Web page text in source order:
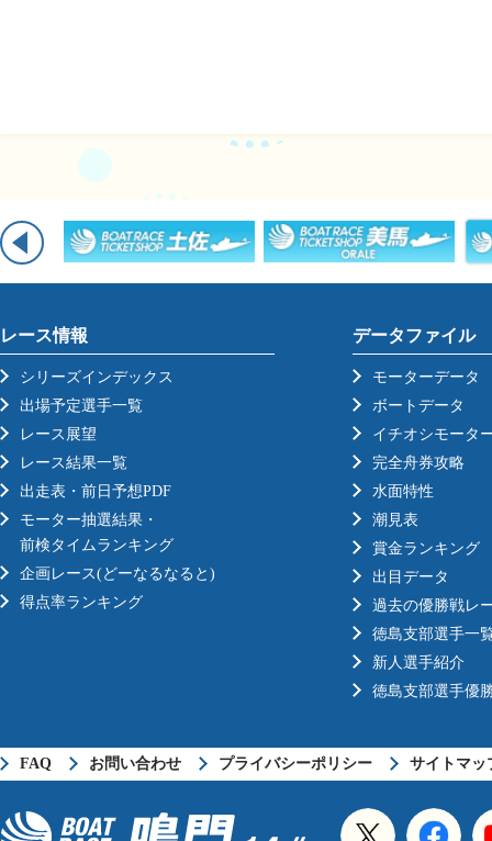
レース情報
シリーズインデックス
出場予定選手一覧
レース展望
レース結果一覧
出走表・前日予想PDF
モーター抽選結果・
前検タイムランキング
企画レース(どーなるなると)
得点率ランキング
データファイル
モーターデータ
ボートデータ
イチオシモータ
完全舟券攻略
水面特性
潮見表
賞金ランキング
出目データ
過去の優勝戦レ
徳島支部選手一
新人選手紹介
徳島支部選手優
FAQ お問い合わせ プライバシーポリシー サイトマッ